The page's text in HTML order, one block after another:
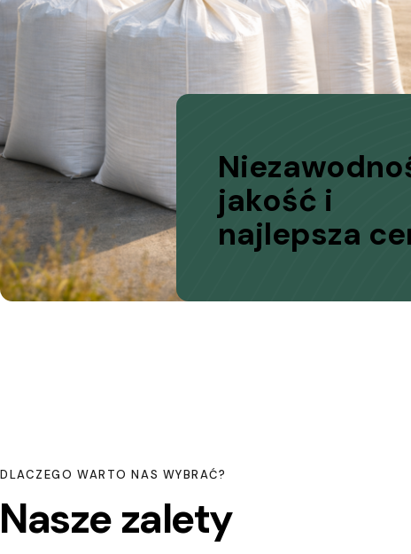
jakość i
najlepsza
DLACZEGO WARTO NAS WYBRAĆ?
Nasze zalety